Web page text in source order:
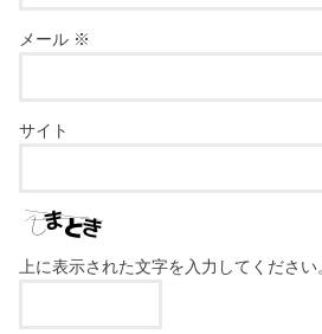
メール ※
サイト
上に表示された文字を入力してください